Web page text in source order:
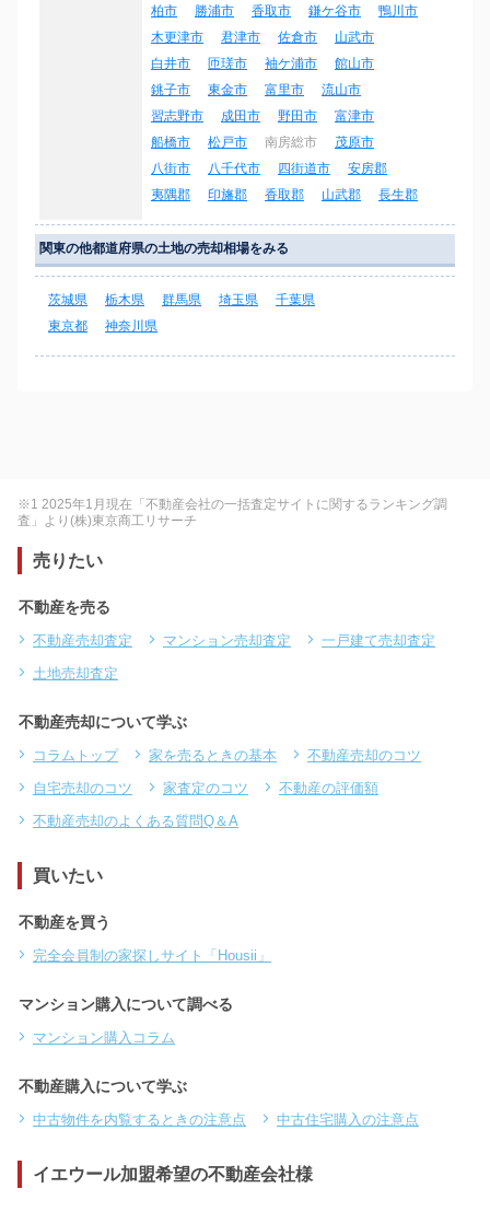
柏市
勝浦市 香取市 鎌ケ谷市
鴨川市
木更津市
君津市 佐倉市
山武市
白井市
匝瑳市 袖ケ浦市
館山市
銚子市
東金市 富里市
流山市
習志野市
成田市 野田市
富津市
船橋市
松戸市 南房総市
茂原市
八街市
八千代市 四街道市
安房郡
夷隅郡
印旛郡 香取郡 山武郡 長生郡
関東の他都道府県の土地の売却相場をみる
茨城県 栃木県 群馬県 埼玉県
千葉県
東京都
神奈川県
※1 2025年1月現在「不動産会社の一括査定サイトに関するランキング調
査」より(株)東京商工リサーチ
売りたい
不動産を売る
不動産売却査定 マンション売却査定
一戸建て売却査定
土地売却査定
不動産売却について学ぶ
コラムトップ 家を売るときの基本
不動産売却のコツ
自宅売却のコツ
家査定のコツ
不動産の評価額
不動産売却のよくある質問Q＆A
買いたい
不動産を買う
完全会員制の家探しサイト「Housii」
マンション購入について調べる
マンション購入コラム
不動産購入について学ぶ
中古物件を内覧するときの注意点 中古住宅購入の注意点
イエウール加盟希望の不動産会社様